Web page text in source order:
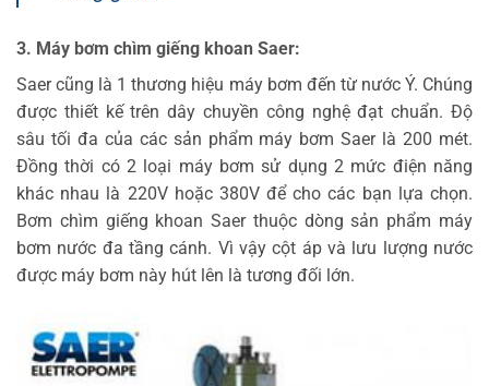
3. Máy bơm chìm giếng khoan Saer:
Saer cũng là 1 thương hiệu máy bơm đến từ nước Ý. Chúng
được thiết kế trên dây chuyền công nghệ đạt chuẩn. Độ
sâu tối đa của các sản phẩm máy bơm Saer là 200 mét.
Đồng thời có 2 loại máy bơm sử dụng 2 mức điện năng
khác nhau là 220V hoặc 380V để cho các bạn lựa chọn.
Bơm chìm giếng khoan Saer thuộc dòng sản phẩm máy
bơm nước đa tầng cánh. Vì vậy cột áp và lưu lượng nước
được máy bơm này hút lên là tương đối lớn.